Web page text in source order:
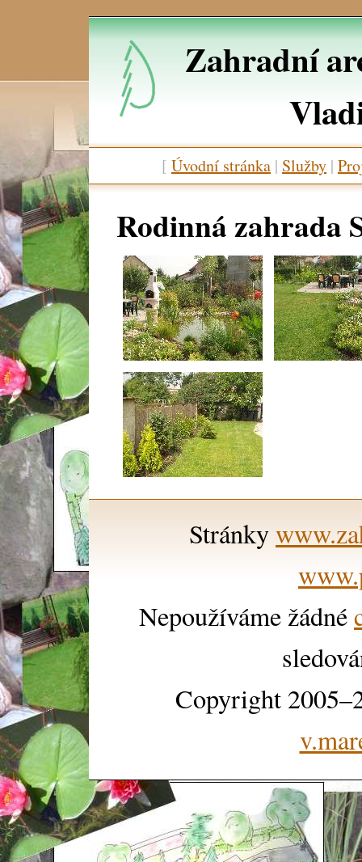
Zahradní
[ Úvodní stránka | Služby |
Rodinná zahrada
Stránky
Nepoužíváme žádné
Copyright